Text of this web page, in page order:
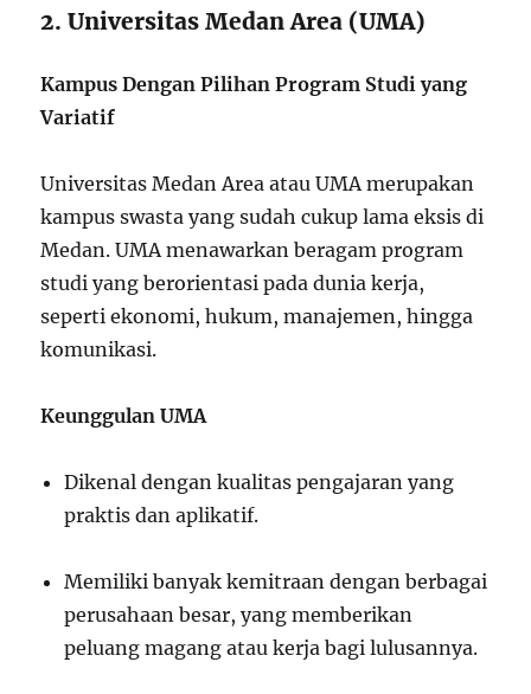
2. Universitas Medan Area (UMA)
Kampus Dengan Pilihan Program Studi yang
Variatif
Universitas Medan Area atau UMA merupakan
kampus swasta yang sudah cukup lama eksis di
Medan. UMA menawarkan beragam program
studi yang berorientasi pada dunia kerja,
seperti ekonomi, hukum, manajemen, hingga
komunikasi.
Keunggulan UMA
Dikenal dengan kualitas pengajaran yang
praktis dan aplikatif.
Memiliki banyak kemitraan dengan berbagai
perusahaan besar, yang memberikan
peluang magang atau kerja bagi lulusannya.